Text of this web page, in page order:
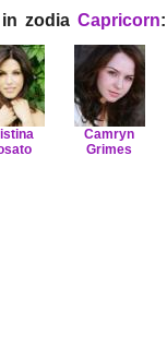
zodia Capricorn:
Camryn
Grimes